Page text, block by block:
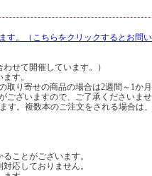
す。（こちらをクリックするとお問
せて開催しています。）
す。
取り寄せの商品の場合は2週間～1か
ざいますので、ご了承くださいませ
す。複数本のご注文をされる場合は
ことがございます。
応しておりません。